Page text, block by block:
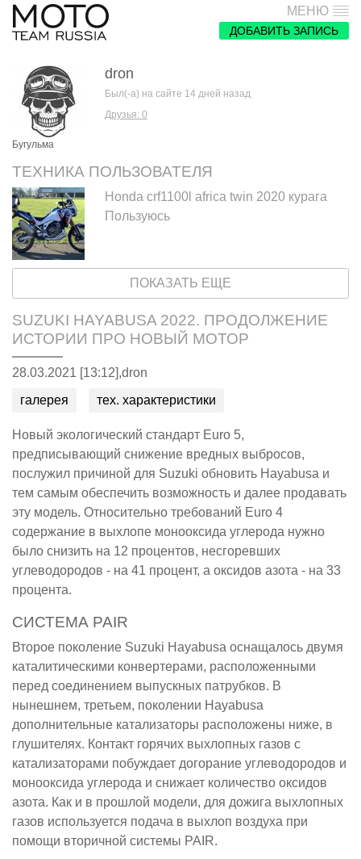
МЕНЮ
ДОБАВИТЬ ЗАПИСЬ
Бугульма
dron
Был(-а) на сайте 14 дней назад
Друзья: 0
ТЕХНИКА ПОЛЬЗОВАТЕЛЯ
Honda crf1100l africa twin 2020 курага
Пользуюсь
ПОКАЗАТЬ ЕЩЕ
SUZUKI HAYABUSA 2022. ПРОДОЛЖЕНИЕ
ИСТОРИИ ПРО НОВЫЙ МОТОР
28.03.2021 [13:12],dron
галерея
тех. характеристики
Новый экологический стандарт Euro 5,
предписывающий снижение вредных выбросов,
послужил причиной для Suzuki обновить Hayabusa и
тем самым обеспечить возможность и далее продавать
эту модель. Относительно требований Euro 4
содержание в выхлопе монооксида углерода нужно
было снизить на 12 процентов, несгоревших
углеводородов - на 41 процент, а оксидов азота - на 33
процента.
СИСТЕМА PAIR
Второе поколение Suzuki Hayabusa оснащалось двумя
каталитическими конвертерами, расположенными
перед соединением выпускных патрубков. В
нынешнем, третьем, поколении Hayabusa
дополнительные катализаторы расположены ниже, в
глушителях. Контакт горячих выхлопных газов с
катализаторами побуждает догорание углеводородов и
монооксида углерода и снижает количество оксидов
азота. Как и в прошлой модели, для дожига выхлопных
газов используется подача в выхлоп воздуха при
помощи вторичной системы PAIR.